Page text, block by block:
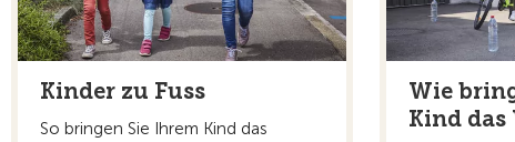
Kinder zu Fuss
So bringen Sie Ihrem Kind das
Wie
Kind das